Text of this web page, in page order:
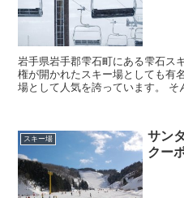
岩手県岩手郡雫石町にある雫石ス
権が開かれたスキー場としても有
場として人気を誇っています。 そんな雫石スキー場に行きたいなと
スキー場
サン
クー